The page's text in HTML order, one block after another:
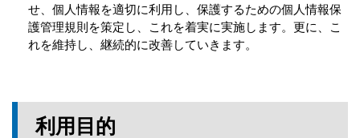
せ、個人情報を適切に利用し、保護するための個人情報保
護管理規則を策定し、これを着実に実施します。更に、こ
れを維持し、継続的に改善していきます。
利用目的